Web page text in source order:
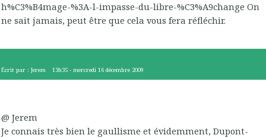
h%C3%B4mage-%3A-l-impasse-du-libre-%C3%A9change On
ne sait jamais, peut être que cela vous fera réfléchir.
Écrit par : Jerem 13h35 -mercredi 16 décembre 2009
@ Jerem
Je connais très bien le gaullisme et évidemment, Dupont-